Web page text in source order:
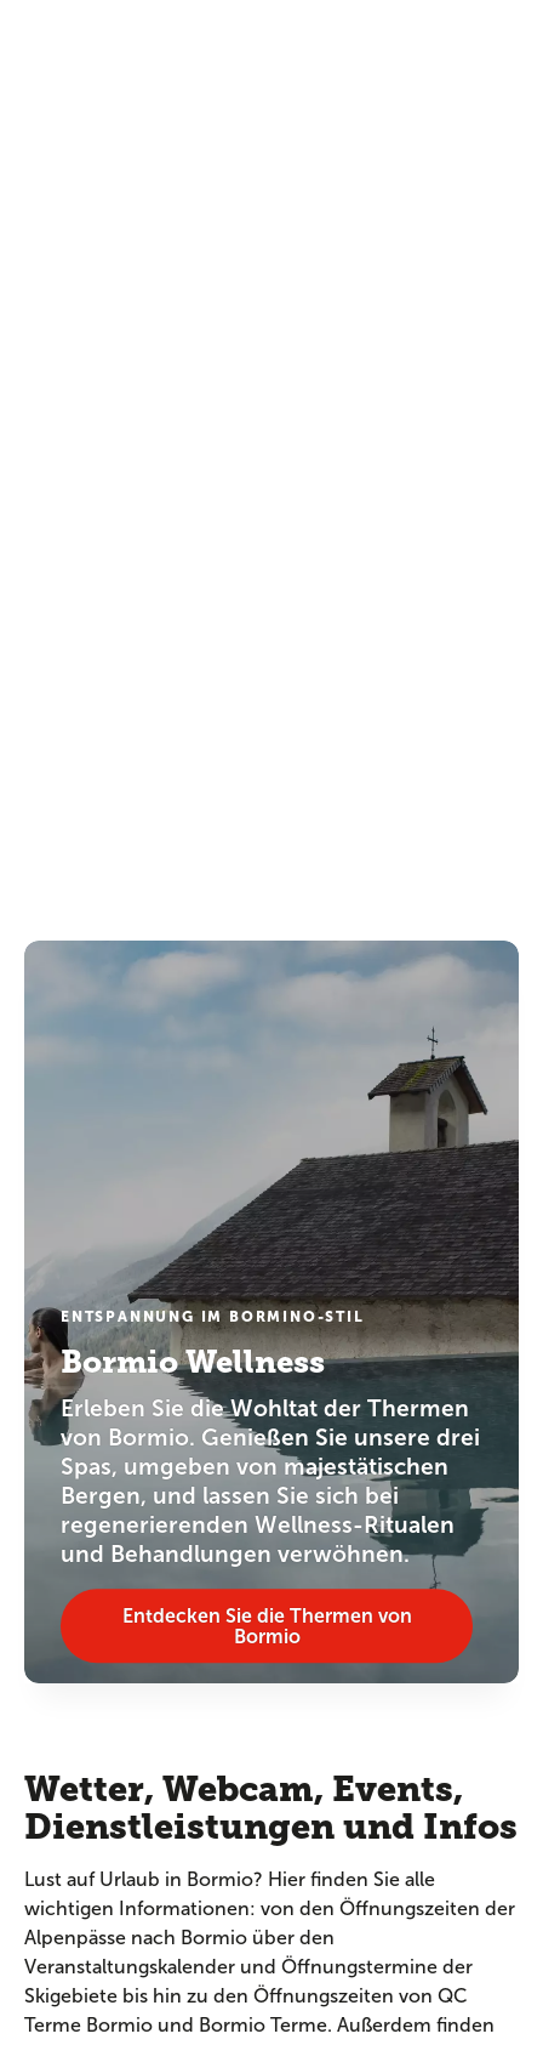
ENTSPANNUNG IM BORMINO-STIL
Bormio Wellness
Erleben Sie die Wohltat der Thermen
von Bormio. Genießen Sie unsere drei
Spas, umgeben von majestätischen
Bergen, und lassen Sie sich bei
regenerierenden Wellness-Ritualen
und Behandlungen verwöhnen.
Entdecken Sie die Thermen von
Bormio
Wetter, Webcam, Events,
Dienstleistungen und Infos
Lust auf Urlaub in Bormio? Hier finden Sie alle
wichtigen Informationen: von den Öffnungszeiten der
Alpenpässe nach Bormio über den
Veranstaltungskalender und Öffnungstermine der
Skigebiete bis hin zu den Öffnungszeiten von QC
Terme Bormio und Bormio Terme. Außerdem finden